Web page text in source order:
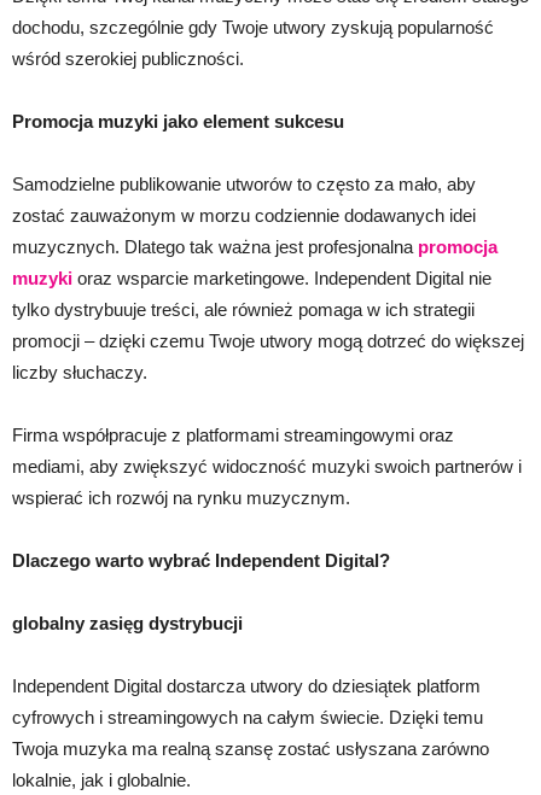
dochodu, szczególnie gdy Twoje utwory zyskują popularność
wśród szerokiej publiczności.
Promocja muzyki jako element sukcesu
Samodzielne publikowanie utworów to często za mało, aby
zostać zauważonym w morzu codziennie dodawanych idei
muzycznych. Dlatego tak ważna jest profesjonalna promocja
muzyki oraz wsparcie marketingowe. Independent Digital nie
tylko dystrybuuje treści, ale również pomaga w ich strategii
promocji – dzięki czemu Twoje utwory mogą dotrzeć do większej
liczby słuchaczy.
Firma współpracuje z platformami streamingowymi oraz
mediami, aby zwiększyć widoczność muzyki swoich partnerów i
wspierać ich rozwój na rynku muzycznym.
Dlaczego warto wybrać Independent Digital?
globalny zasięg dystrybucji
Independent Digital dostarcza utwory do dziesiątek platform
cyfrowych i streamingowych na całym świecie. Dzięki temu
Twoja muzyka ma realną szansę zostać usłyszana zarówno
lokalnie, jak i globalnie.